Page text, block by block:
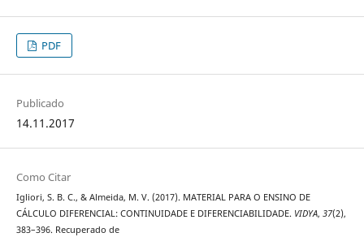
PDF
Publicado
14.11.2017
Como Citar
Igliori, S. B. C., & Almeida, M. V. (2017). MATERIAL PARA O ENSINO DE
CÁLCULO DIFERENCIAL: CONTINUIDADE E DIFERENCIABILIDADE. VIDYA, 37(2),
383–396. Recuperado de